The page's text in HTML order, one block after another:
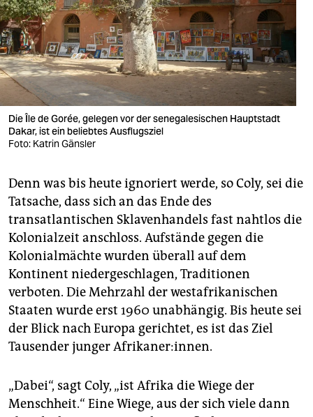
Die Île de Gorée, gelegen vor der senegalesischen Hauptstadt
Dakar, ist ein beliebtes Ausflugsziel
Foto: Katrin Gänsler
Denn was bis heute ignoriert werde, so Coly, sei die
Tatsache, dass sich an das Ende des
transatlantischen Sklavenhandels fast nahtlos die
Kolonialzeit anschloss. Aufstände gegen die
Kolonialmächte wurden überall auf dem
Kontinent niedergeschlagen, Traditionen
verboten. Die Mehrzahl der westafrikanischen
Staaten wurde erst 1960 unabhängig. Bis heute sei
der Blick nach Europa gerichtet, es ist das Ziel
Tausender junger Afri­kaner:in­nen.
„Dabei“, sagt Coly, „ist Afrika die Wiege der
Menschheit.“ Eine Wiege, aus der sich viele dann